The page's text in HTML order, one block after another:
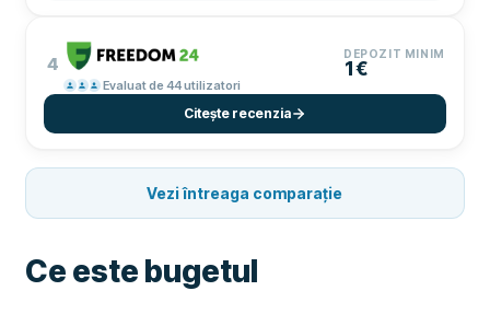
4
Evaluat de 44 utilizatori
DEPOZIT MINIM
1€
Citește recenzia
Vezi întreaga comparație
Ce este bugetul